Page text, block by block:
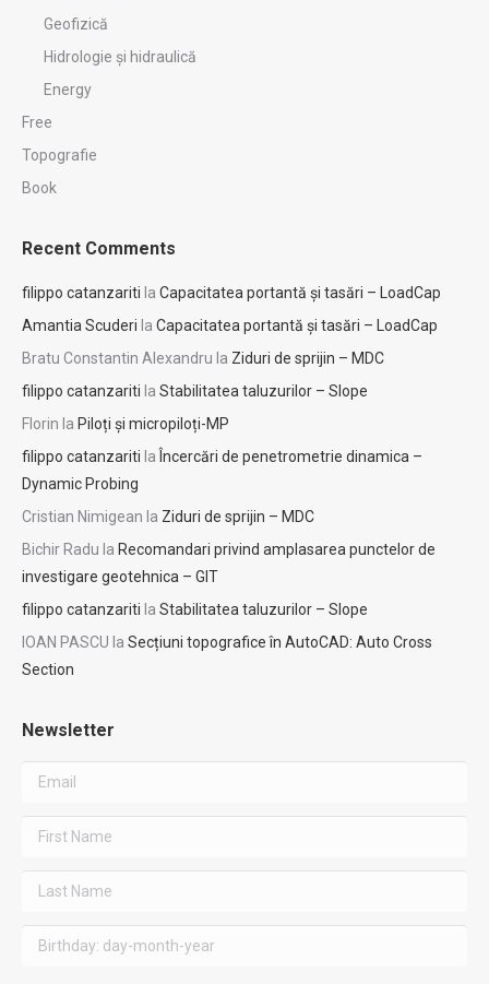
Geofizică
Hidrologie şi hidraulică
Energy
Free
Topografie
Book
Recent Comments
filippo catanzariti la Capacitatea portantă și tasări – LoadCap
Amantia Scuderi la Capacitatea portantă și tasări – LoadCap
Bratu Constantin Alexandru la Ziduri de sprijin – MDC
filippo catanzariti la Stabilitatea taluzurilor – Slope
Florin la Piloți și micropiloți-MP
filippo catanzariti la Încercări de penetrometrie dinamica –
Dynamic Probing
Cristian Nimigean la Ziduri de sprijin – MDC
Bichir Radu la Recomandari privind amplasarea punctelor de
investigare geotehnica – GIT
filippo catanzariti la Stabilitatea taluzurilor – Slope
IOAN PASCU la Secțiuni topografice în AutoCAD: Auto Cross
Section
Newsletter